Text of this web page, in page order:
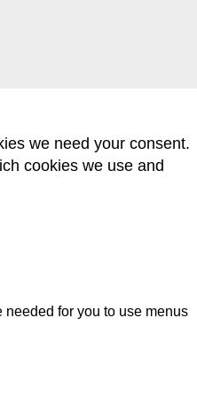
we need your consent.
cookies we use and
for you to use menus